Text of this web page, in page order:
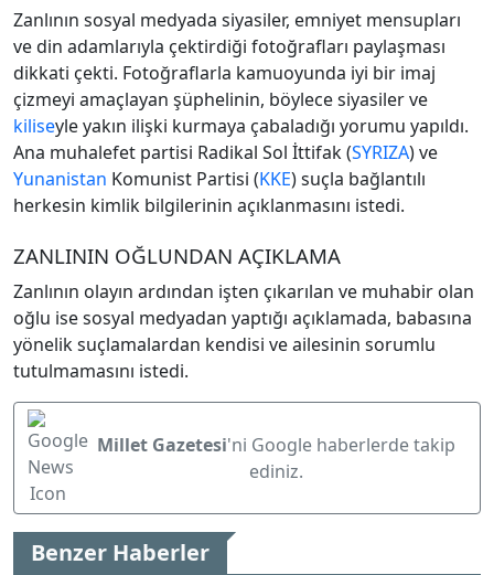
Zanlının sosyal medyada siyasiler, emniyet mensupları
ve din adamlarıyla çektirdiği fotoğrafları paylaşması
dikkati çekti. Fotoğraflarla kamuoyunda iyi bir imaj
çizmeyi amaçlayan şüphelinin, böylece siyasiler ve
kiliseyle yakın ilişki kurmaya çabaladığı yorumu yapıldı.
Ana muhalefet partisi Radikal Sol İttifak (SYRIZA) ve
Yunanistan Komunist Partisi (KKE) suçla bağlantılı
herkesin kimlik bilgilerinin açıklanmasını istedi.
ZANLININ OĞLUNDAN AÇIKLAMA
Zanlının olayın ardından işten çıkarılan ve muhabir olan
oğlu ise sosyal medyadan yaptığı açıklamada, babasına
yönelik suçlamalardan kendisi ve ailesinin sorumlu
tutulmamasını istedi.
Millet Gazetesi'ni Google haberlerde takip
ediniz.
Benzer Haberler